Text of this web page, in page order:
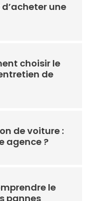
une
choisir le
de
de voiture :
agence ?
le
pannes